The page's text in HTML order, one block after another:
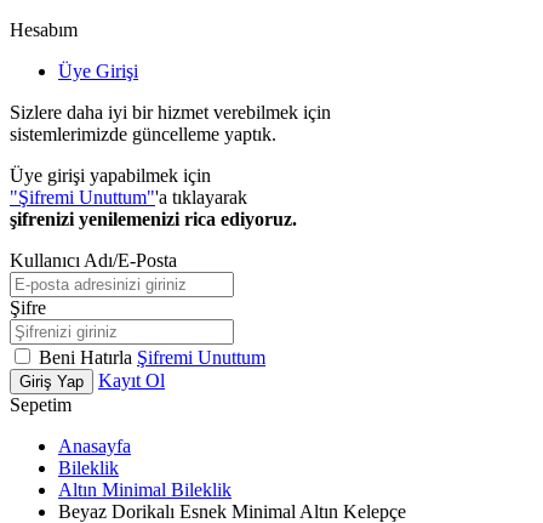
Hesabım
Üye Girişi
Sizlere daha iyi bir hizmet verebilmek için
sistemlerimizde güncelleme yaptık.
Üye girişi yapabilmek için
"Şifremi Unuttum"'a tıklayarak
şifrenizi yenilemenizi rica ediyoruz.
Kullanıcı Adı/E-Posta
Şifre
Beni Hatırla Şifremi Unuttum
Giriş Yap
Kayıt Ol
Sepetim
Anasayfa
Bileklik
Altın Minimal Bileklik
Beyaz Dorikalı Esnek Minimal Altın Kelepçe